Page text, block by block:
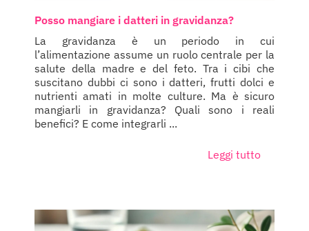
Posso mangiare i datteri in gravidanza?
La gravidanza è un periodo in cui
l’alimentazione assume un ruolo centrale per la
salute della madre e del feto. Tra i cibi che
suscitano dubbi ci sono i datteri, frutti dolci e
nutrienti amati in molte culture. Ma è sicuro
mangiarli in gravidanza? Quali sono i reali
benefici? E come integrarli ...
Leggi tutto